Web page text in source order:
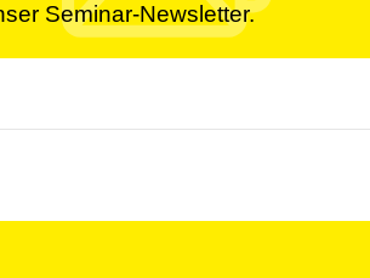
Seminar-Newsletter.